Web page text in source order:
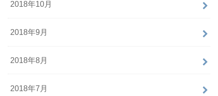
2018年10月
2018年9月
2018年8月
2018年7月